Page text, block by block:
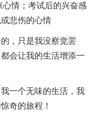
情；考试后的兴奋感
悲伤的心情
，只是我没察觉罢
会让我的生活增添一
一个无味的生活，我
奇的旅程！